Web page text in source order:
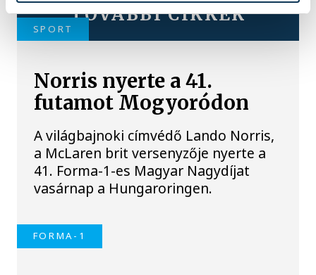
TOVÁBBI CIKKEK
SPORT
Norris nyerte a 41.
futamot Mogyoródon
A világbajnoki címvédő Lando Norris,
a McLaren brit versenyzője nyerte a
41. Forma-1-es Magyar Nagydíjat
vasárnap a Hungaroringen.
FORMA-1